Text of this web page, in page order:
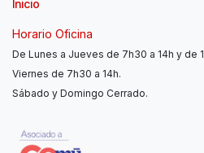
Inicio
Horario Oficina
De Lunes a Jueves de 7h30 a 14h y de
Viernes de 7h30 a 14h.
Sábado y Domingo Cerrado.